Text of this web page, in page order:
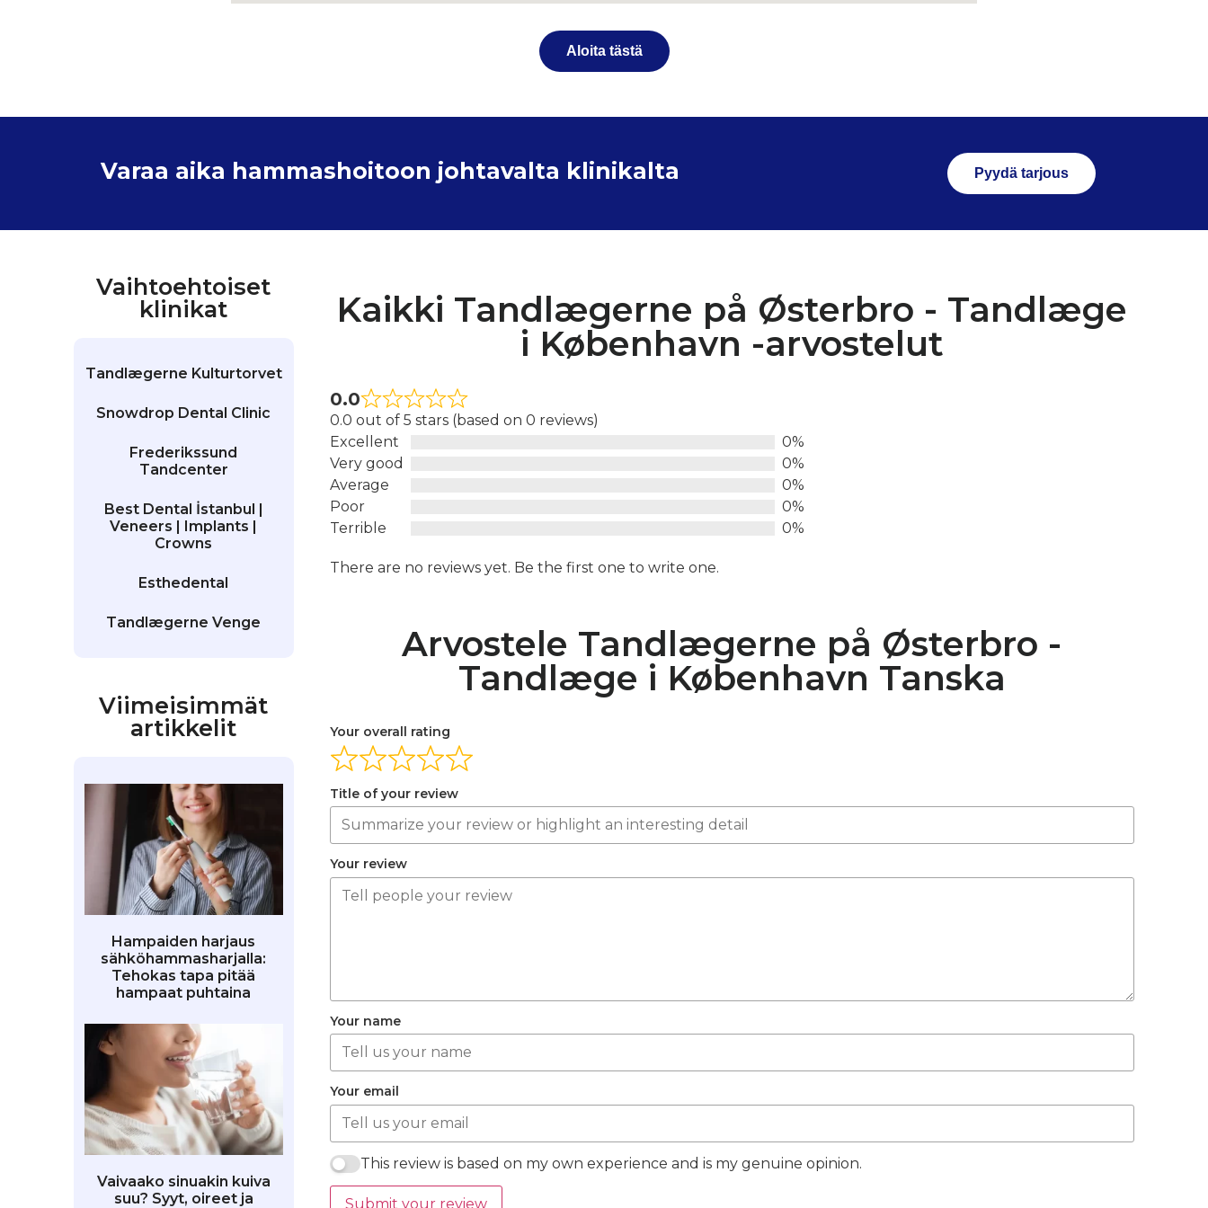
Aloita tästä
Varaa aika hammashoitoon johtavalta klinikalta Pyydä tarjous
Vaihtoehtoiset
klinikat
Tandlægerne Kulturtorvet
Snowdrop Dental Clinic
Frederikssund
Tandcenter
Best Dental İstanbul |
Veneers | Implants |
Crowns
Esthedental
Tandlægerne Venge
Viimeisimmät
artikkelit
Hampaiden harjaus
sähköhammasharjalla:
Tehokas tapa pitää
hampaat puhtaina
Vaivaako sinuakin kuiva
suu? Syyt, oireet ja
Kaikki Tandlægerne på Østerbro - Tandlæge
i København -arvostelut
0.0
0.0 out of 5 stars (based on 0 reviews)
Excellent
0%
Very good
0%
Average
0%
Poor
0%
Terrible
0%
There are no reviews yet. Be the first one to write one.
Arvostele Tandlægerne på Østerbro -
Tandlæge i København Tanska
Your overall rating
Title of your review
Your review
Your name
Your email
This review is based on my own experience and is my genuine opinion.
Submit your review